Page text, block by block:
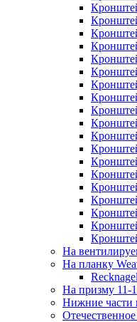
На
На планку
На призму 11-
Нижние части